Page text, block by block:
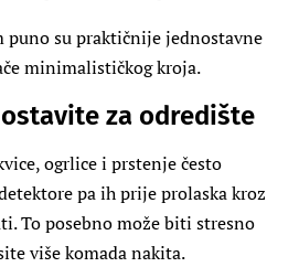
puno su praktičnije jednostavne
minimalističkog kroja.
za odredište
ogrlice i prstenje često
pa ih prije prolaska kroz
To posebno može biti stresno
više komada nakita.